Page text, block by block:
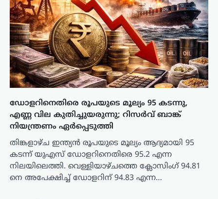
ഡോളറിനെതിരെ രൂപയുടെ മൂല്യം 95 കടന്നു,
എണ്ണ വില കുതിച്ചുയരുന്നു; റിസർവ് ബാങ്ക്
നിയന്ത്രണം ഏർപ്പെടുത്തി
തിങ്കളാഴ്ച ഇന്ത്യൻ രൂപയുടെ മൂല്യം ആദ്യമായി 95
കടന്ന് യുഎസ് ഡോളറിനെതിരെ 95.2 എന്ന
നിലയിലെത്തി. വെള്ളിയാഴ്ചത്തെ ക്ലോസിംഗ് 94.81
നെ അപേക്ഷിച്ച് ഡോളറിന് 94.83 എന്ന…